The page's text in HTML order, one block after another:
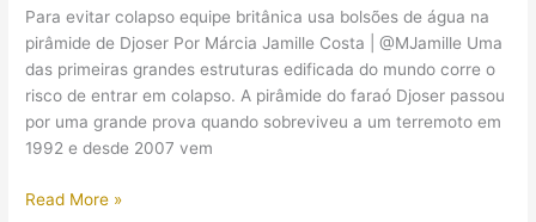
Para evitar colapso equipe britânica usa bolsões de água na
pirâmide de Djoser Por Márcia Jamille Costa | @MJamille Uma
das primeiras grandes estruturas edificada do mundo corre o
risco de entrar em colapso. A pirâmide do faraó Djoser passou
por uma grande prova quando sobreviveu a um terremoto em
1992 e desde 2007 vem
“Airbags”
Read More »